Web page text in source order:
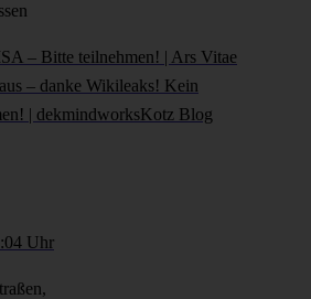
– Bitte teilnehmen! | Ars Vitae
– danke Wikileaks! Kein
| dekmindworksKotz Blog
Uhr